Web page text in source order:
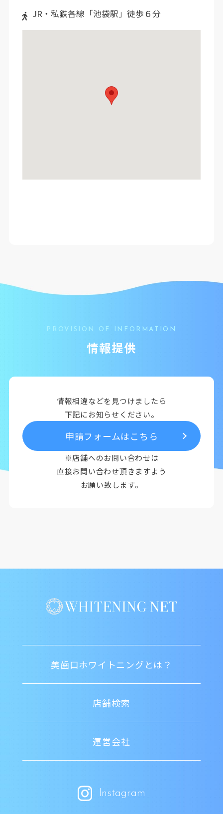
JR・私鉄各線「池袋駅」徒歩６分
PROVISION OF INFORMATION
情報提供
情報相違などを見つけましたら
下記にお知らせください。
申請フォームはこちら
※店舗へのお問い合わせは
直接お問い合わせ頂きますよう
お願い致します。
美歯口ホワイトニングとは？
店舗検索
運営会社
Instagram